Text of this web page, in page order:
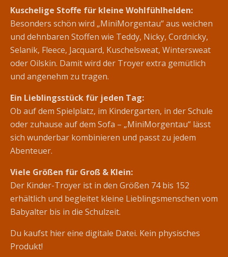
Kuschelige Stoffe für kleine Wohlfühlhelden:
Besonders schön wird „MiniMorgentau“ aus weichen
und dehnbaren Stoffen wie Teddy, Nicky, Cordnicky,
Selanik, Fleece, Jacquard, Kuschelsweat, Wintersweat
oder Oilskin. Damit wird der Troyer extra gemütlich
und angenehm zu tragen.
Ein Lieblingsstück für jeden Tag:
Ob auf dem Spielplatz, im Kindergarten, in der Schule
oder zuhause auf dem Sofa – „MiniMorgentau“ lässt
sich wunderbar kombinieren und passt zu jedem
Abenteuer.
Viele Größen für Groß & Klein:
Der Kinder-Troyer ist in den Größen 74 bis 152
erhältlich und begleitet kleine Lieblingsmenschen vom
Babyalter bis in die Schulzeit.
Du kaufst hier eine digitale Datei. Kein physisches
Produkt!